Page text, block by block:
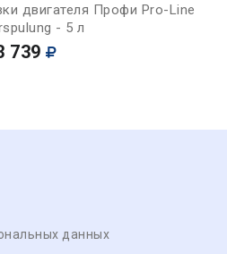
двигателя Профи Pro-Line
- 5 л
739
данных